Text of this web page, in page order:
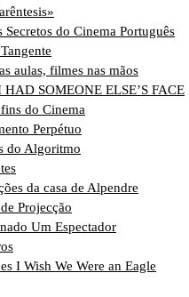
Secretos do Cinema Português
aulas, filmes nas mãos
SOMEONE ELSE’S FACE
do Cinema
Perpétuo
do Algoritmo
da casa de Alpendre
Projecção
Um Espectador
I Wish We Were an Eagle